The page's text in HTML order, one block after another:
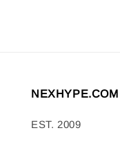
EST. 2009